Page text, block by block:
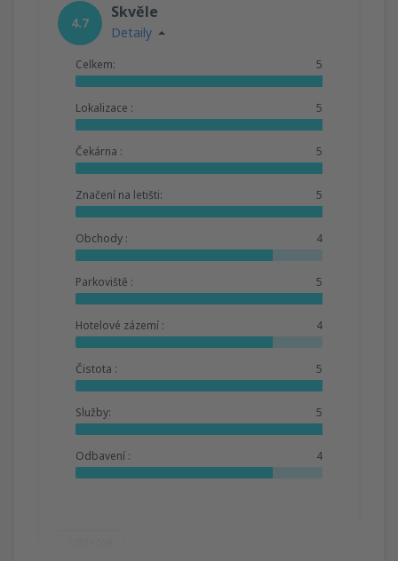
4.7
Skvěle
Detaily
Celkem: 5
Lokalizace : 5
Čekárna : 5
Značení na letišti: 5
Obchody : 4
Parkoviště : 5
Hotelové zázemí : 4
Čistota : 5
Služby: 5
Odbavení : 4